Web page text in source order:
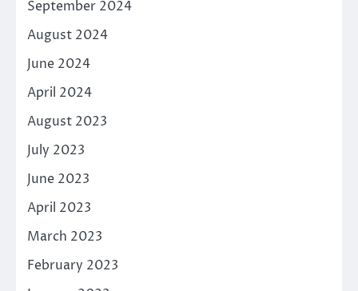
September 2024
August 2024
June 2024
April 2024
August 2023
July 2023
June 2023
April 2023
March 2023
February 2023